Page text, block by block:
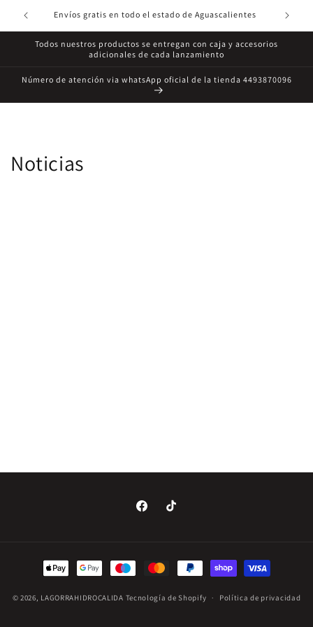
DIRECTAMENTEEnvíos gratis en todo el estado de Aguascalientes
Todos nuestros productos se entregan con caja y accesorios
adicionales de cada lanzamiento
Número de atención via whatsApp oficial de la tienda 4493870096
Noticias
FacebookTikTok
Formas
de
pago
© 2026, LAGORRAHIDROCALIDA Tecnología de Shopify Política de privacidad